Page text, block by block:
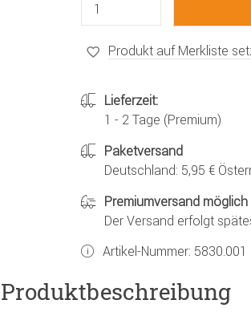
Produkt auf Merkliste
Lieferzeit:
1 - 2 Tage (Premium)
Paketversand
Deutschland: 5,95 €
Premiumversand möglich
Der Versand erfolgt
Artikel-Nummer: 5830.001
Produktbeschreibung